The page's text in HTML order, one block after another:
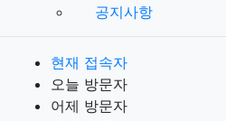
공지사항
현재 접속자
오늘 방문자
어제 방문자